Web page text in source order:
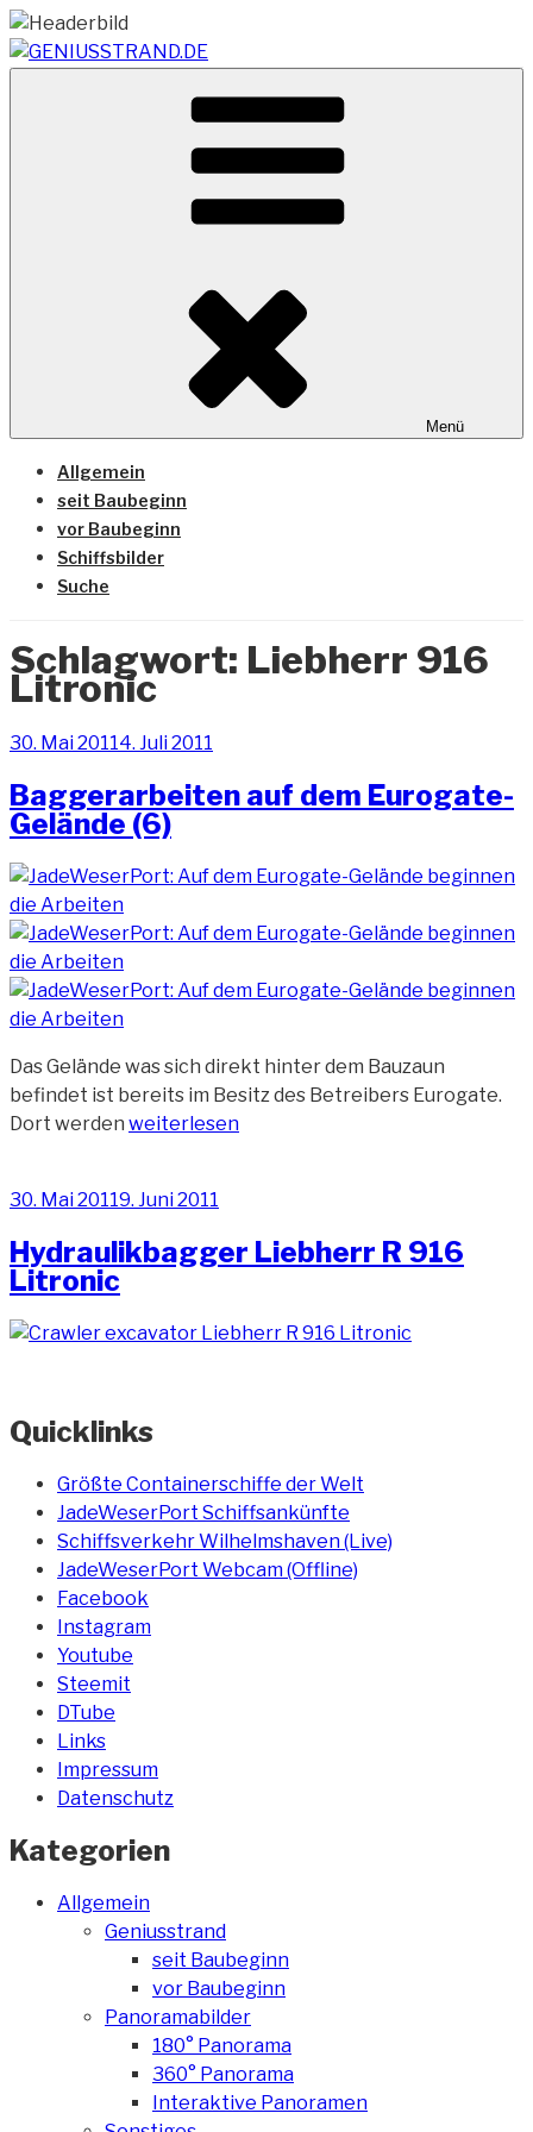
Zum
Inhalt
springen
GENIUSSTRAND.DE
Vom Geniusstrand zum JadeWeserPort/Container
Terminal Wilhelmshaven
Menü
Allgemein
seit Baubeginn
vor Baubeginn
Schiffsbilder
Suche
Schlagwort: Liebherr 916
Litronic
Veröffentlicht
30. Mai 20114. Juli 2011
Baggerarbeiten auf dem Eurogate-
Gelände (6)
Das Gelände was sich direkt hinter dem Bauzaun
befindet ist bereits im Besitz des Betreibers Eurogate.
Dort werden „Baggerarbeiten
Eurogate-
Gelände
(6)“
weiterlesen
Veröffentlicht
30. Mai 20119. Juni 2011
Hydraulikbagger Liebherr R 916
Litronic
Quicklinks
Größte Containerschiffe der Welt
JadeWeserPort Schiffsankünfte
Schiffsverkehr Wilhelmshaven (Live)
JadeWeserPort Webcam (Offline)
Facebook
Instagram
Youtube
Steemit
DTube
Links
Impressum
Datenschutz
Kategorien
Allgemein
Geniusstrand
seit Baubeginn
vor Baubeginn
Panoramabilder
180° Panorama
360° Panorama
Interaktive Panoramen